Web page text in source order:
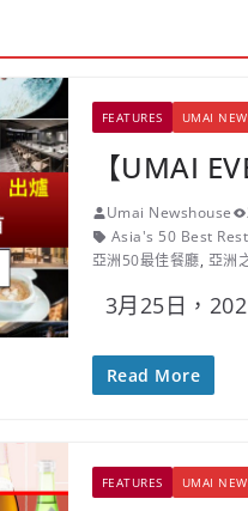
FEATURES UMAI
【UMAI
Umai Newshouse
Asia's 50 Best
亞洲50最佳餐廳, 亞洲
3月25日，
Read More
FEATURES UMAI